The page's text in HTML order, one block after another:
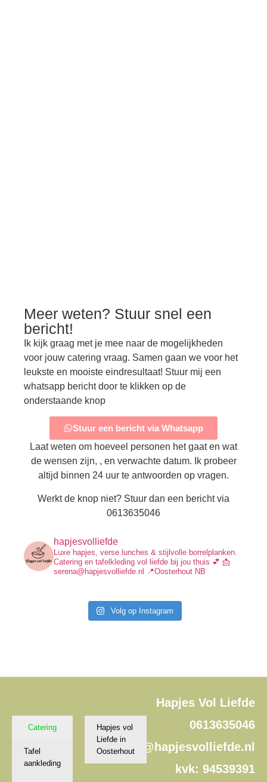
Meer weten? Stuur snel een
bericht!
Ik kijk graag met je mee naar de mogelijkheden
voor jouw catering vraag. Samen gaan we voor het
leukste en mooiste eindresultaat! Stuur mij een
whatsapp bericht door te klikken op de
onderstaande knop
Stuur een bericht via Whatsapp
Laat weten om hoeveel personen het gaat en wat
de wensen zijn, , en verwachte datum. Ik probeer
altijd binnen 24 uur te antwoorden op vragen.
Werkt de knop niet? Stuur dan een bericht via
0613635046
hapjesvolliefde
Luxe hapjes, verse lunches & stijlvolle borrelplanken.
Catering en tafelkleding vol liefde bij jou thuis 💕 📩
serena@hapjesvolliefde.nl
📍Oosterhout NB
Volg op Instagram
Catering
Tafel
aankleding
Hapjes vol
Liefde in
Oosterhout
Hapjes Vol Liefde
0613635046
serena@hapjesvolliefde.nl
kvk: 94539391